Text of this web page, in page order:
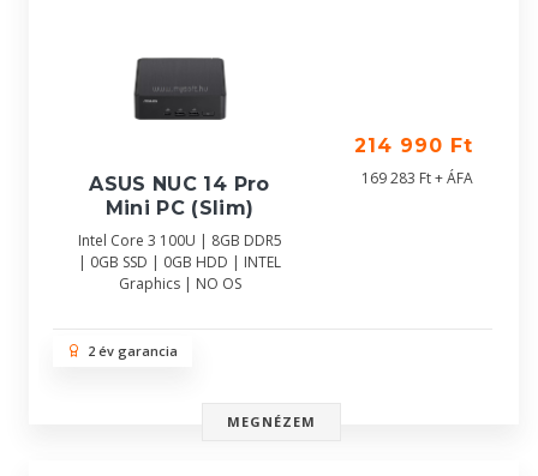
ASUS NUC 14 Pro
Mini PC (Slim)
Intel Core 3 100U | 8GB DDR5
| 0GB SSD | 0GB HDD | INTEL
Graphics | NO OS
214 990 Ft
169 283 Ft + ÁFA
2 év garancia
MEGNÉZEM